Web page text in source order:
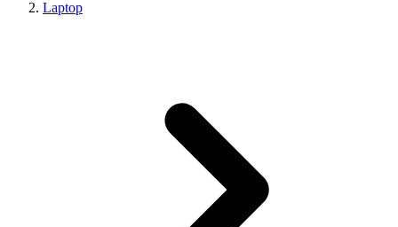
Laptop